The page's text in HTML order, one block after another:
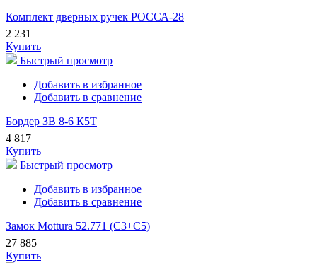
Комплект дверных ручек РОССА-28
2 231
Купить
Быстрый просмотр
Добавить в избранное
Добавить в сравнение
Бордер ЗВ 8-6 К5Т
4 817
Купить
Быстрый просмотр
Добавить в избранное
Добавить в сравнение
Замок Mottura 52.771 (С3+С5)
27 885
Купить